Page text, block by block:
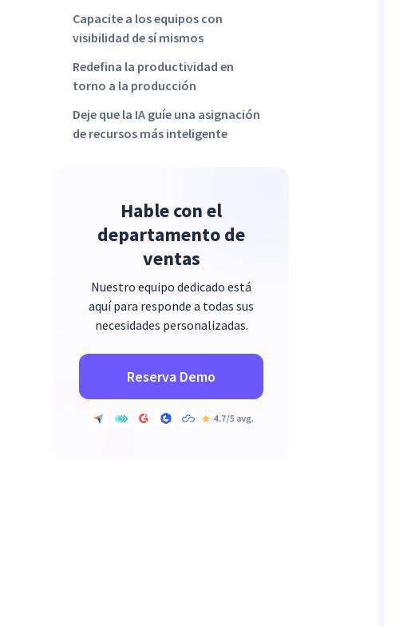
Capacite a los equipos con
visibilidad de sí mismos
Redefina la productividad en
torno a la producción
Deje que la IA guíe una asignación
de recursos más inteligente
Hable con el
departamento de
ventas
Nuestro equipo dedicado está
aquí para responde a todas sus
necesidades personalizadas.
Reserva Demo